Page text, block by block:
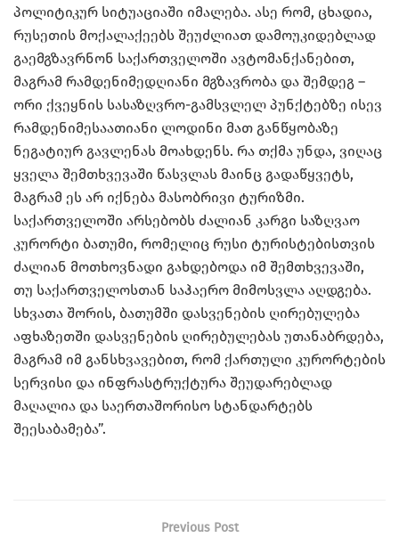
პოლიტიკურ სიტუაციაში იმალება. ასე რომ, ცხადია,
რუსეთის მოქალაქეებს შეუძლიათ დამოუკიდებლად
გაემგზავრნონ საქართველოში ავტომანქანებით,
მაგრამ რამდენიმედღიანი მგზავრობა და შემდეგ –
ორი ქვეყნის სასაზღვრო-გამსვლელ პუნქტებზე ისევ
რამდენიმესაათიანი ლოდინი მათ განწყობაზე
ნეგატიურ გავლენას მოახდენს. რა თქმა უნდა, ვიღაც
ყველა შემთხვევაში წასვლას მაინც გადაწყვეტს,
მაგრამ ეს არ იქნება მასობრივი ტურიზმი.
საქართველოში არსებობს ძალიან კარგი საზღვაო
კურორტი ბათუმი, რომელიც რუსი ტურისტებისთვის
ძალიან მოთხოვნადი გახდებოდა იმ შემთხვევაში,
თუ საქართველოსთან საჰაერო მიმოსვლა აღდგება.
სხვათა შორის, ბათუმში დასვენების ღირებულება
აფხაზეთში დასვენების ღირებულებას უთანაბრდება,
მაგრამ იმ განსხვავებით, რომ ქართული კურორტების
სერვისი და ინფრასტრუქტურა შეუდარებლად
მაღალია და საერთაშორისო სტანდარტებს
შეესაბამება”.
Previous Post